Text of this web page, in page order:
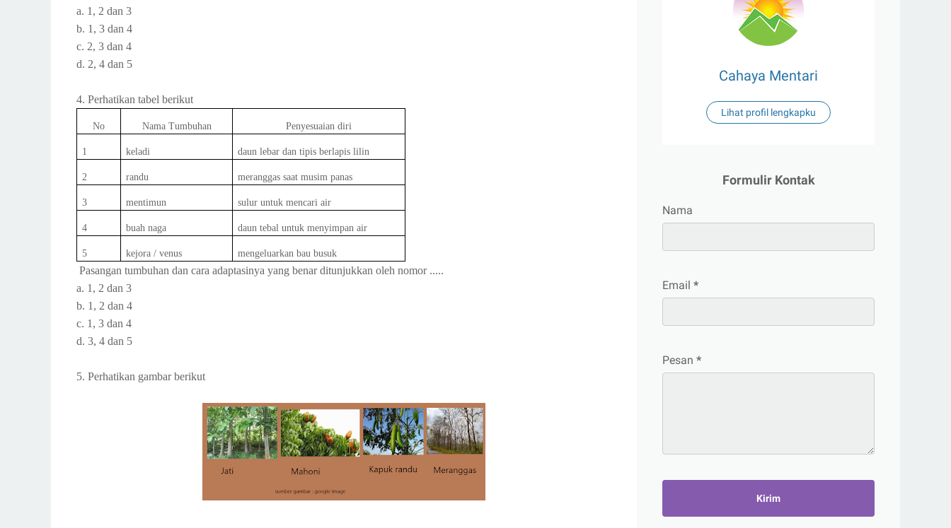
a. 1, 2 dan 3
b. 1, 3 dan 4
c. 2, 3 dan 4
d. 2, 4 dan 5
4. Perhatikan tabel berikut
No Nama Tumbuhan Penyesuaian diri
1 keladi daun lebar dan tipis berlapis lilin
2 randu meranggas saat musim panas
3 mentimun sulur untuk mencari air
4 buah naga daun tebal untuk menyimpan air
5 kejora / venus mengeluarkan bau busuk
Pasangan tumbuhan dan cara adaptasinya yang benar ditunjukkan oleh nomor .....
a. 1, 2 dan 3
b. 1, 2 dan 4
c. 1, 3 dan 4
d. 3, 4 dan 5
5. Perhatikan gambar berikut
Cahaya Mentari
Lihat profil lengkapku
Formulir Kontak
Nama
Email *
Pesan *